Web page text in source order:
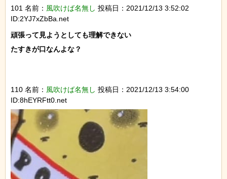
101 名前： 風吹けば名無し 投稿日：2021/12/13 3:52:02
ID:2YJ7xZbBa.net
頑張って見ようとしても理解できない
たすきが口なんよな？
110 名前： 風吹けば名無し 投稿日：2021/12/13 3:54:00
ID:8hEYRFtt0.net